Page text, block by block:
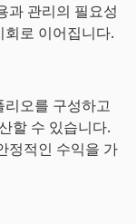
과 관리의 필요성
로 이어집니다.
오를 구성하고
할 수 있습니다.
정적인 수익을 가